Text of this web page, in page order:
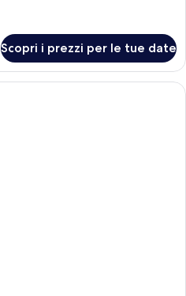
Scopri i prezzi per le tue date